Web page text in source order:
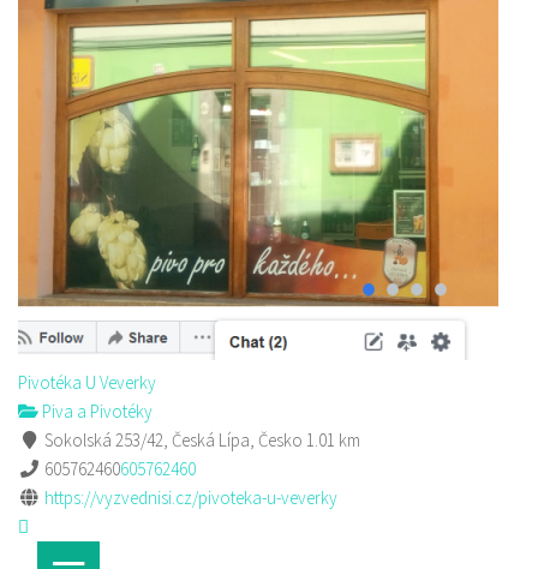
Pivotéka U Veverky
Piva a Pivotéky
Sokolská 253/42, Česká Lípa, Česko 1.01 km
605762460605762460
https://vyzvednisi.cz/pivoteka-u-veverky